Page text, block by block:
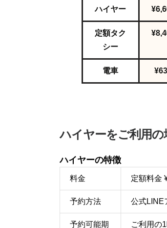
ハイヤー
定額タク
シー
電車
ハイヤーをご利用の
ハイヤーの特徴
料金 定額料金
予約方法 公式LINE
予約可能期
ご利用の